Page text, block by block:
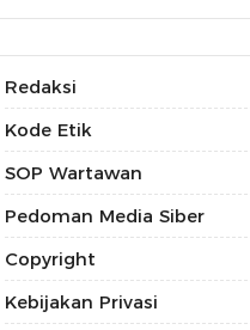
Berbagai Mata Kuliah
Redaksi
Kode Etik
SOP Wartawan
Pedoman Media Siber
Copyright
Kebijakan Privasi